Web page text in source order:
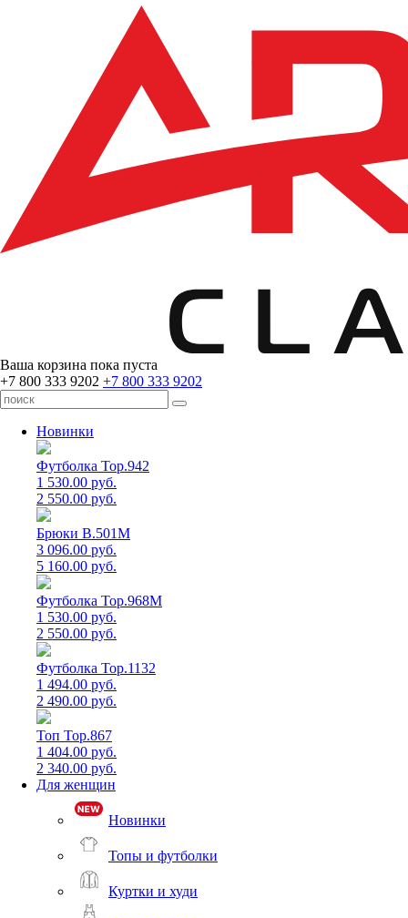
Ваша корзина пока пуста
+7 800 333 9202 +7 800 333 9202
Новинки
Футболка Top.942
1 530.00 руб.
2 550.00 руб.
Брюки B.501M
3 096.00 руб.
5 160.00 руб.
Футболка Top.968M
1 530.00 руб.
2 550.00 руб.
Футболка Top.1132
1 494.00 руб.
2 490.00 руб.
Топ Top.867
1 404.00 руб.
2 340.00 руб.
Для женщин
Новинки
Топы и футболки
Куртки и худи